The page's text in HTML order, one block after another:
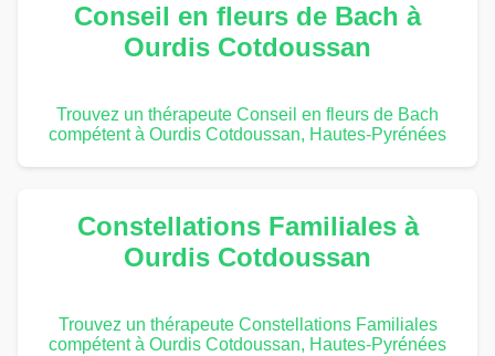
Conseil en fleurs de Bach à
Ourdis Cotdoussan
Trouvez un thérapeute Conseil en fleurs de Bach
compétent à Ourdis Cotdoussan, Hautes-Pyrénées
Constellations Familiales à
Ourdis Cotdoussan
Trouvez un thérapeute Constellations Familiales
compétent à Ourdis Cotdoussan, Hautes-Pyrénées